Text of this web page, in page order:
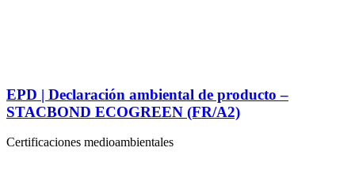
EPD | Declaración ambiental de producto –
STACBOND ECOGREEN (FR/A2)
Certificaciones medioambientales